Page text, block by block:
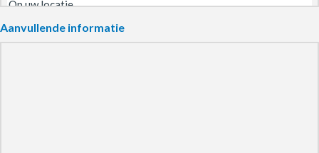
Aanvullende informatie